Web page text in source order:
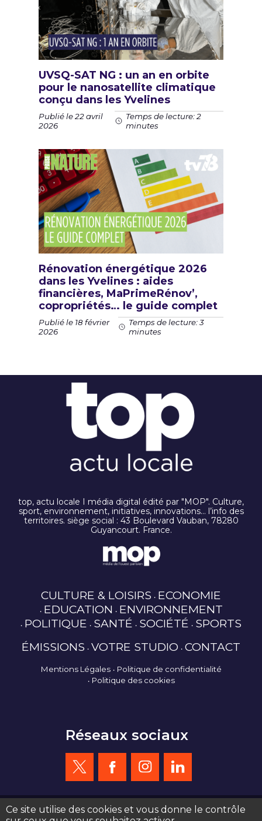
UVSQ-SAT NG : un an en orbite
pour le nanosatellite climatique
conçu dans les Yvelines
Publié le 22 avril
2026
Temps de lecture: 2
minutes
Rénovation énergétique 2026
dans les Yvelines : aides
financières, MaPrimeRénov’,
copropriétés… le guide complet
Publié le 18 février
2026
Temps de lecture: 3
minutes
top, actu locale I média digital édité par "MOP". Culture,
sport, environnement, initiatives, innovations… l’info des
territoires. siège social : 43 Boulevard Vauban, 78280
Guyancourt. France.
CULTURE & LOISIRS ECONOMIE
EDUCATION ENVIRONNEMENT
POLITIQUE SANTÉ SOCIÉTÉ SPORTS
ÉMISSIONS VOTRE STUDIO CONTACT
Mentions Légales
Politique de confidentialité
Politique des cookies
Réseaux sociaux
Ce site utilise des cookies et vous donne le contrôle